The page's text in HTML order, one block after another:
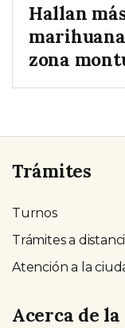
Hallan
zona
Trámites
Turnos
Trámites a
Atención a la
Acerca de